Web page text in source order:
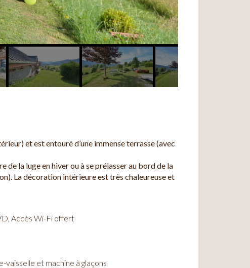
et est entouré d’une immense terrasse (avec
la luge en hiver ou à se prélasser au bord de la
La décoration intérieure est très chaleureuse et
Accès Wi-Fi offert
vaisselle et machine à glaçons